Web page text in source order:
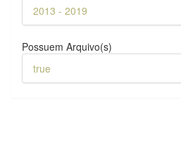
2013 - 2019
Possuem Arquivo(s)
true